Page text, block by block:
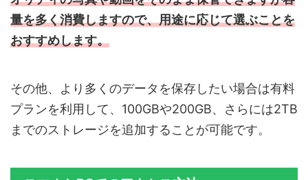
量を多く消費しますので、用途に応じて選ぶことを
おすすめします。
その他、より多くのデータを保存したい場合は有料
プランを利用して、100GBや200GB、さらには2TB
までのストレージを追加することが可能です。